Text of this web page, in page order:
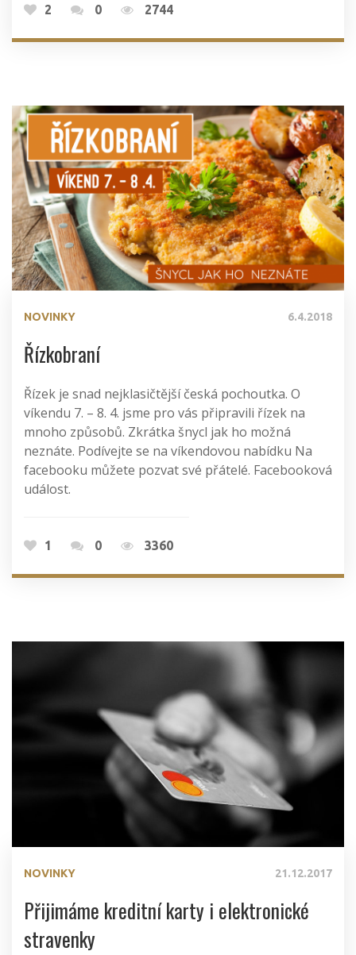
2 0 2744
NOVINKY 6.4.2018
Řízkobraní
Řízek je snad nejklasičtější česká pochoutka. O
víkendu 7. – 8. 4. jsme pro vás připravili řízek na
mnoho způsobů. Zkrátka šnycl jak ho možná
neznáte. Podívejte se na víkendovou nabídku Na
facebooku můžete pozvat své přátelé. Facebooková
událost.
1 0 3360
NOVINKY 21.12.2017
Přijimáme kreditní karty i elektronické
stravenky